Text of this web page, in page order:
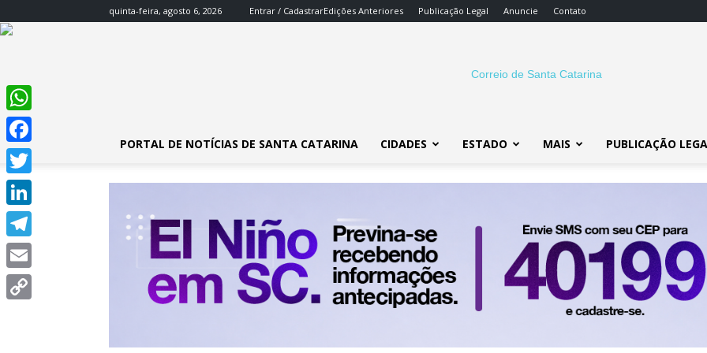
quinta-feira, agosto 6, 2026 Entrar / CadastrarEdições Anteriores Publicação Legal Anuncie Contato
SC
PORTAL DE NOTÍCIAS DE SANTA CATARINA CIDADES ESTADO MAIS PUBLICAÇÃO
WhatsApp
Facebook
Twitter
LinkedIn
Telegram
Email